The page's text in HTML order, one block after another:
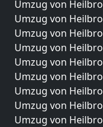
Umzug von
Umzug von
Umzug von
Umzug von
Umzug von
Umzug von
Umzug von
Umzug von
Umzug von